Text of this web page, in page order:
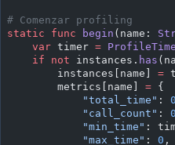
# Comenzar profiling
static func begin (name:
    var
timer =
    if
not instances. has
        instances[name]
=
        metrics[name]
= {
            "total_time"
: 0
            "call_count"
: 0
            "min_time"
:
            "max_time"
: 0 ,